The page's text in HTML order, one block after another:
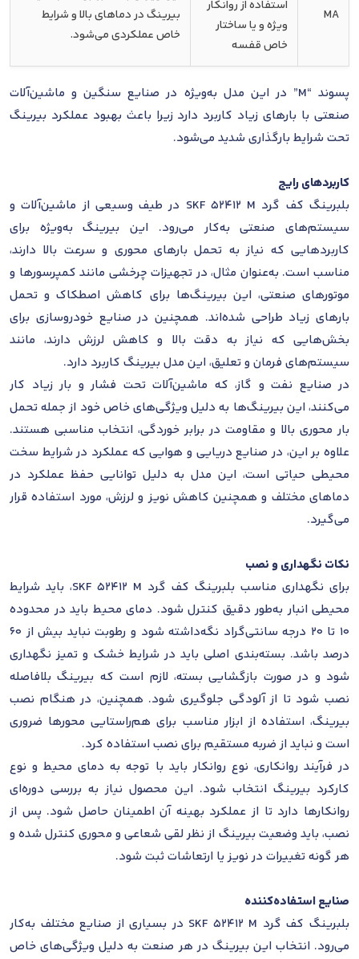
MA
استفاده از روانکار
ویژه و یا ساختار
خاص قفسه
بیرینگ در دماهای بالا و شرایط
خاص عملکردی می‌شود.
پسوند “M” در این مدل به‌ویژه در صنایع سنگین و ماشین‌آلات
صنعتی با بارهای زیاد کاربرد دارد زیرا باعث بهبود عملکرد بیرینگ
تحت شرایط بارگذاری شدید می‌شود.
کاربردهای رایج
بلبرینگ کف گرد SKF 52412 M در طیف وسیعی از ماشین‌آلات و
سیستم‌های صنعتی به‌کار می‌رود. این بیرینگ به‌ویژه برای
کاربردهایی که نیاز به تحمل بارهای محوری و سرعت بالا دارند،
مناسب است. به‌عنوان مثال، در تجهیزات چرخشی مانند کمپرسورها و
موتورهای صنعتی، این بیرینگ‌ها برای کاهش اصطکاک و تحمل
بارهای زیاد طراحی شده‌اند. همچنین در صنایع خودروسازی برای
بخش‌هایی که نیاز به دقت بالا و کاهش لرزش دارند، مانند
سیستم‌های فرمان و تعلیق، این مدل بیرینگ کاربرد دارد.
در صنایع نفت و گاز، که ماشین‌آلات تحت فشار و بار زیاد کار
می‌کنند، این بیرینگ‌ها به دلیل ویژگی‌های خاص خود از جمله تحمل
بار محوری بالا و مقاومت در برابر خوردگی، انتخاب مناسبی هستند.
علاوه بر این، در صنایع دریایی و هوایی که عملکرد در شرایط سخت
محیطی حیاتی است، این مدل به دلیل توانایی حفظ عملکرد در
دماهای مختلف و همچنین کاهش نویز و لرزش، مورد استفاده قرار
می‌گیرد.
نکات نگهداری و نصب
برای نگهداری مناسب بلبرینگ کف گرد SKF 52412 M، باید شرایط
محیطی انبار به‌طور دقیق کنترل شود. دمای محیط باید در محدوده
10 تا 20 درجه سانتی‌گراد نگه‌داشته شود و رطوبت نباید بیش از 60
درصد باشد. بسته‌بندی اصلی باید در شرایط خشک و تمیز نگهداری
شود و در صورت بازگشایی بسته، لازم است که بیرینگ بلافاصله
نصب شود تا از آلودگی جلوگیری شود. همچنین، در هنگام نصب
بیرینگ، استفاده از ابزار مناسب برای هم‌راستایی محورها ضروری
است و نباید از ضربه مستقیم برای نصب استفاده کرد.
در فرآیند روانکاری، نوع روانکار باید با توجه به دمای محیط و نوع
کارکرد بیرینگ انتخاب شود. این محصول نیاز به بررسی دوره‌ای
روانکارها دارد تا از عملکرد بهینه آن اطمینان حاصل شود. پس از
نصب، باید وضعیت بیرینگ از نظر لقی شعاعی و محوری کنترل شده و
هر گونه تغییرات در نویز یا ارتعاشات ثبت شود.
صنایع استفاده‌کننده
بلبرینگ کف گرد SKF 52412 M در بسیاری از صنایع مختلف به‌کار
می‌رود. انتخاب این بیرینگ در هر صنعت به دلیل ویژگی‌های خاص